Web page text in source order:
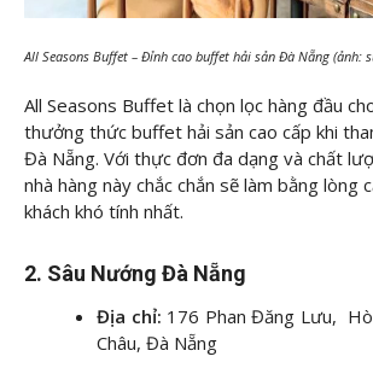
All Seasons Buffet – Đỉnh cao buffet hải sản Đà Nẵng (ảnh:
All Seasons Buffet là chọn lọc hàng đầu
thưởng thức buffet hải sản cao cấp khi
Đà Nẵng. Với thực đơn đa dạng và chất
nhà hàng này chắc chắn sẽ làm bằng lòng
khách khó tính nhất.
2. Sâu Nướng Đà Nẵng
Địa chỉ: 176 Phan Đăng Lưu,
Châu, Đà Nẵng